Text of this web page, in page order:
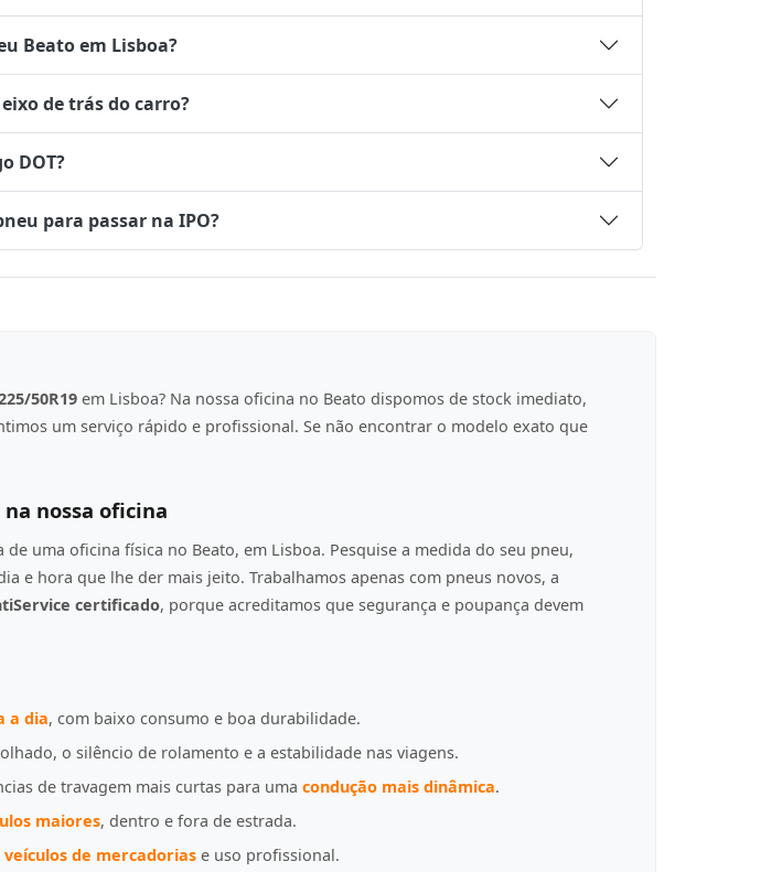
Beato em Lisboa?
de trás do carro?
DOT?
para passar na IPO?
50R19 em Lisboa? Na nossa oficina no Beato dispomos de stock imediato,
um serviço rápido e profissional. Se não encontrar o modelo exato que
nossa oficina
uma oficina física no Beato, em Lisboa. Pesquise a medida do seu pneu,
e hora que lhe der mais jeito. Trabalhamos apenas com pneus novos, a
certificado, porque acreditamos que segurança e poupança devem
a dia, com baixo consumo e boa durabilidade.
o silêncio de rolamento e a estabilidade nas viagens.
de travagem mais curtas para uma condução mais dinâmica.
maiores, dentro e fora de estrada.
veículos de mercadorias e uso profissional.